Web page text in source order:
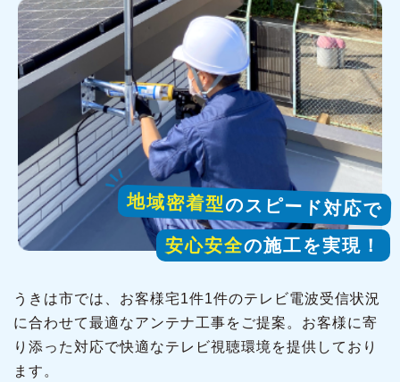
地域密着型のスピード対応で
安心安全の施工を実現！
うきは市では、お客様宅1件1件のテレビ電波受信状況
に合わせて最適なアンテナ工事をご提案。お客様に寄
り添った対応で快適なテレビ視聴環境を提供しており
ます。